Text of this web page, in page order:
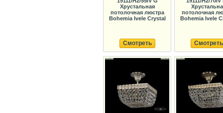
Хрустальная
потолочная люстра
Bohemia Ivele Crystal
Смотреть
потолочная
Bohemia Ivele
Смотреть